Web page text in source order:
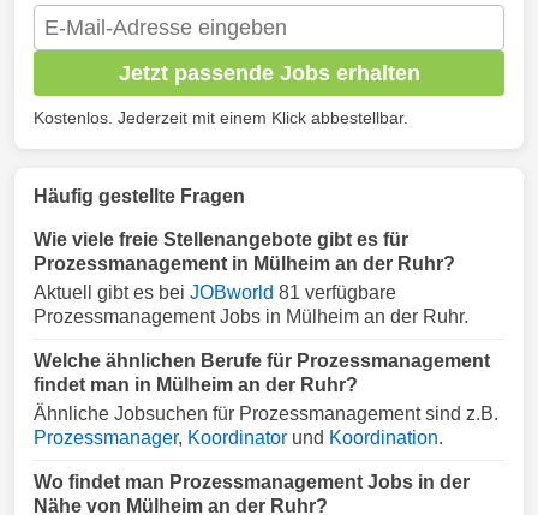
Jetzt passende Jobs erhalten
Kostenlos. Jederzeit mit einem Klick abbestellbar.
Häufig gestellte Fragen
Wie viele freie Stellenangebote gibt es für
Prozessmanagement in Mülheim an der Ruhr?
Aktuell gibt es bei JOBworld 81 verfügbare
Prozessmanagement Jobs in Mülheim an der Ruhr.
Welche ähnlichen Berufe für Prozessmanagement
findet man in Mülheim an der Ruhr?
Ähnliche Jobsuchen für Prozessmanagement sind z.B.
Prozessmanager, Koordinator und Koordination.
Wo findet man Prozessmanagement Jobs in der
Nähe von Mülheim an der Ruhr?